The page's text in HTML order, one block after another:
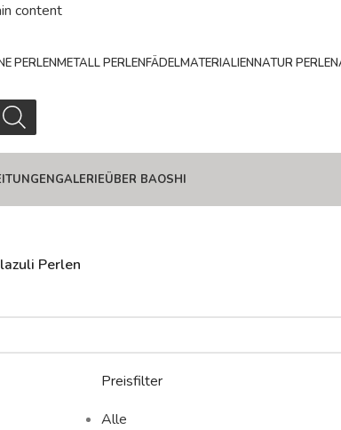
content
PERLENMETALL PERLENFÄDELMATERIALIENNATUR PERLEN
GALERIEÜBER BAOSHI
Perlen
Preisfilter
Alle